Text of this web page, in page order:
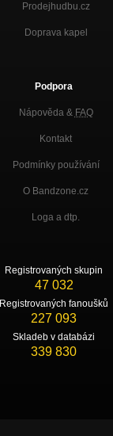
Prodejhudbu.cz
Doprava kapel
Podpora
Nápověda & FAQ
Kontakt
Podmínky používání
O Bandzone.cz
Loga a dtp.
Registrovaných skupin
47 032
Registrovaných fanoušků
227 093
Skladeb v databázi
339 830